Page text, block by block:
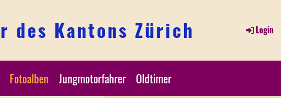
Kantons Zürich Login
Fotoalben Jungmotorfahrer Oldtimer